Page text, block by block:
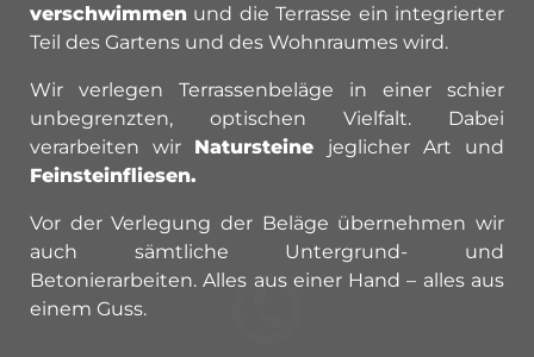
verschwimmen und die Terrasse ein integrierter
Teil des Gartens und des Wohnraumes wird.
Wir verlegen Terrassenbeläge in einer schier
unbegrenzten, optischen Vielfalt. Dabei
verarbeiten wir Natursteine jeglicher Art und
Feinsteinfliesen.
Vor der Verlegung der Beläge übernehmen wir
auch sämtliche Untergrund- und
Betonierarbeiten. Alles aus einer Hand – alles aus
einem Guss.